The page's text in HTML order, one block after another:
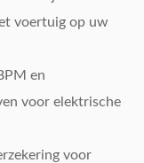
voertuig op uw
en
voor elektrische
voor